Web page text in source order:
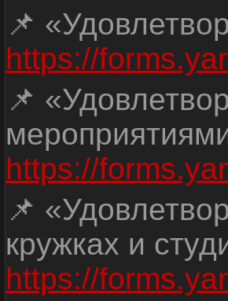
📌
https://
📌
https://
📌
кружках и
https://